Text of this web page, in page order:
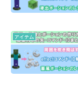
アイテム